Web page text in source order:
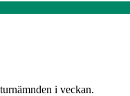
i veckan.